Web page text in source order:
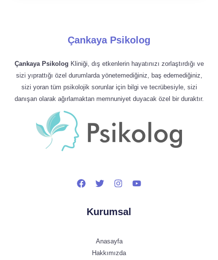
Çankaya Psikolog
Çankaya Psikolog Kliniği, dış etkenlerin hayatınızı zorlaştırdığı ve
sizi yıprattığı özel durumlarda yönetemediğiniz, baş edemediğiniz,
sizi yoran tüm psikolojik sorunlar için bilgi ve tecrübesiyle, sizi
danışan olarak ağırlamaktan memnuniyet duyacak özel bir duraktır.
Kurumsal
Anasayfa
Hakkımızda